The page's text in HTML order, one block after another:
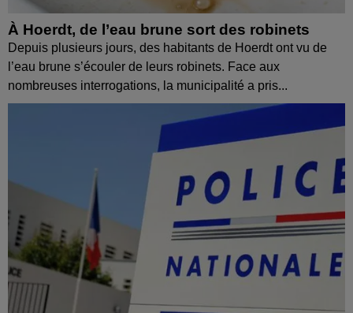
À Hoerdt, de l’eau brune sort des robinets
Depuis plusieurs jours, des habitants de Hoerdt ont vu de
l’eau brune s’écouler de leurs robinets. Face aux
nombreuses interrogations, la municipalité a pris...